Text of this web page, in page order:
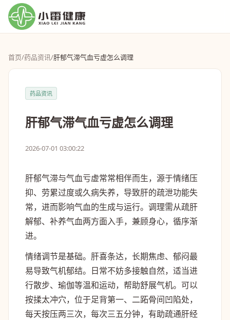
首页/药品资讯/肝郁气滞气血亏虚怎么调理
药品资讯
肝郁气滞气血亏虚怎么调理
2026-07-01 03:00:22
肝郁气滞与气血亏虚常常相伴而生，源于情绪压
抑、劳累过度或久病失养，导致肝的疏泄功能失
常，进而影响气血的生成与运行。调理需从疏肝
解郁、补养气血两方面入手，兼顾身心，循序渐
进。
情绪调节是基础。肝喜条达，长期焦虑、郁闷最
易导致气机郁结。日常不妨多接触自然，适当进
行散步、瑜伽等温和运动，帮助舒展气机。可以
按揉太冲穴，位于足背第一、二跖骨间凹陷处，
每天按压两三次，每次三五分钟，有助疏通肝经